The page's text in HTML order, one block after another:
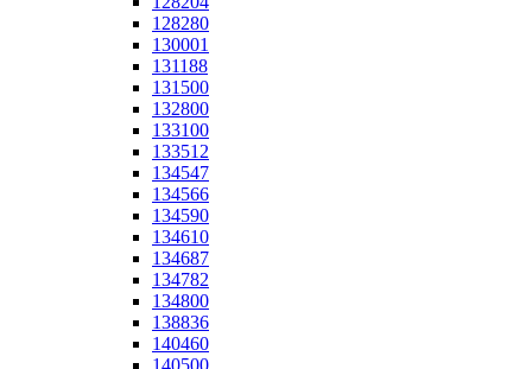
128280
130001
131188
131500
132800
133100
133512
134547
134566
134590
134610
134687
134782
134800
138836
140460
140500